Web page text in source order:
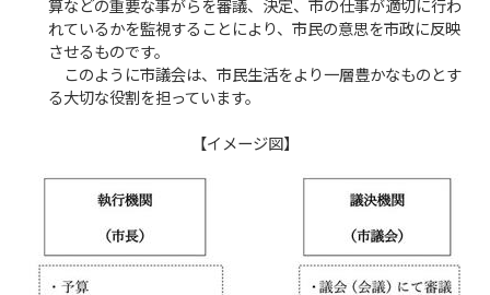
算などの重要な事がらを審議、決定、市の仕事が適切に行わ
れているかを監視することにより、市民の意思を市政に反映
させるものです。
このように市議会は、市民生活をより一層豊かなものとす
る大切な役割を担っています。
【イメージ図】